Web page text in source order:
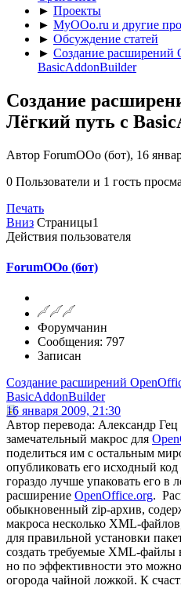
► Проекты
► MyOOo.ru и другие
► Обсуждение статей
► Создание расширений
BasicAddonBuilder
Создание
Лёгкий путь с
Автор ForumOOo (бот), 16
0 Пользователи и 1 гость
Печать
Вниз Страницы1
Действия пользователя
ForumOOo (бот)
Форумчанин
Сообщения: 797
Записан
Создание расширений
BasicAddonBuilder
16 января 2009, 21:30
Автор перевода: Александр
замечательный макрос для
поделиться им с остальным
опубликовать его исходный
гораздо лучше упаковать его в
расширение OpenOffice.org.
обыкновенный zip-архив,
макроса несколько XML-
для правильной установки
создать требуемые XML-файлы
но по эффективности это
огорода чайной ложкой. К